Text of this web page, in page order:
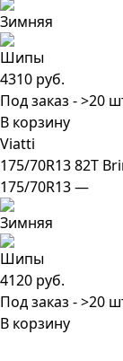
4310 руб.
Под заказ - >20
В корзину
Viatti
175/70R13 82T
175/70R13 —
4120 руб.
Под заказ - >20
В корзину